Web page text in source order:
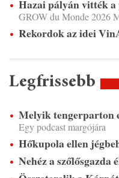
Hazai pályán vitték a
GROW du Monde 2026
Rekordok az idei
Legfrissebb
Melyik tengerparton
Egy podcast margójára
Hőkupola ellen
Nehéz a szőlősgazda